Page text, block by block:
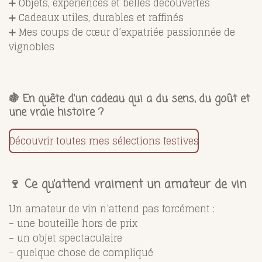
➕ Cadeaux utiles, durables et raffinés
➕ Mes coups de cœur d’expatriée passionnée de
vignobles
🍇 En quête d’un cadeau qui a du sens, du goût et
une vraie histoire ?
Découvrir toutes mes sélections festives
🍷 Ce qu’attend vraiment un amateur de vin
Un amateur de vin n’attend pas forcément :
– une bouteille hors de prix
– un objet spectaculaire
– quelque chose de compliqué